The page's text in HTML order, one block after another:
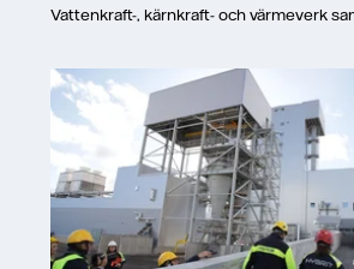
Vattenkraft-, kärnkraft- och värmeverk